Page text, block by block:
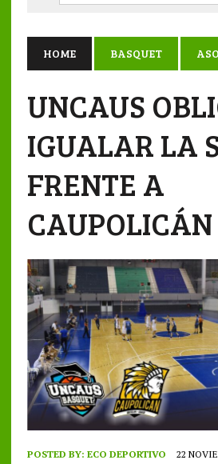
HOME BASQUET
UNCAUS
IGUALAR LA
FRENTE A
CAUPOLICÁN
POSTED BY: ECO DEPORTIVO 22